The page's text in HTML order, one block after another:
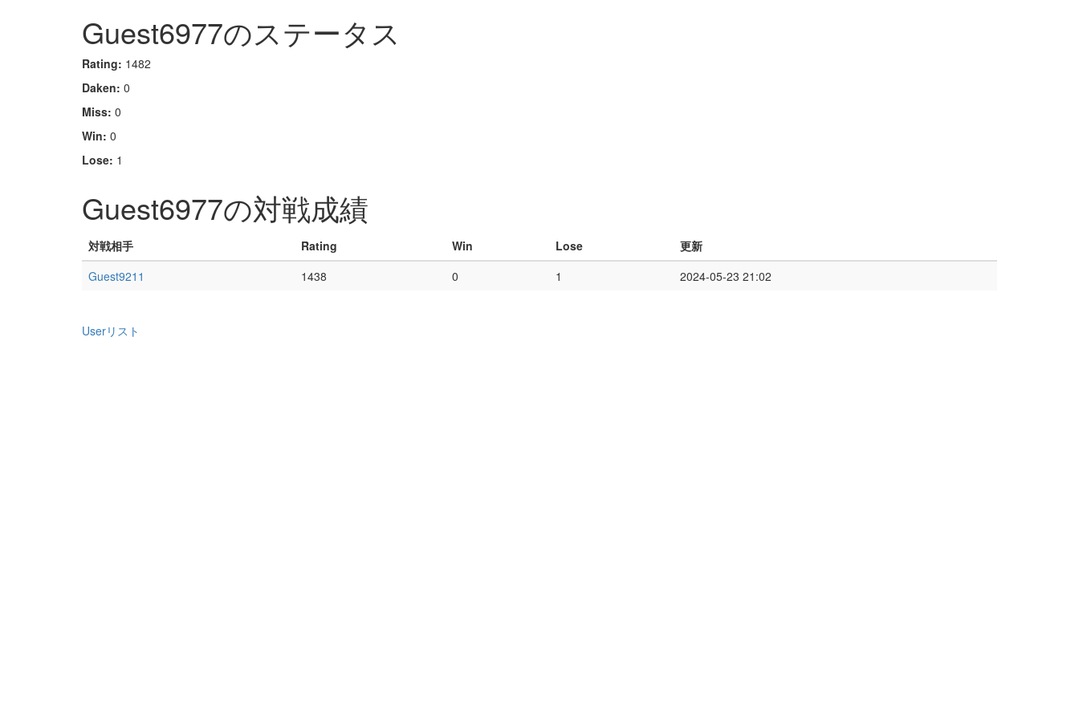
Guest6977のステータス
Rating: 1482
Daken: 0
Miss: 0
Win: 0
Lose: 1
Guest6977の対戦成績
対戦相手 Rating Win Lose
更新
Guest9211
1438 0 1 2024-05-23 21:02
Userリスト